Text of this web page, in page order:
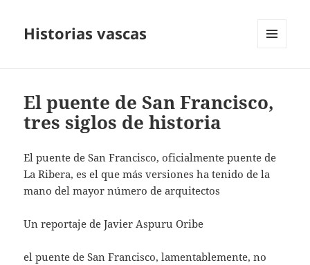
Historias vascas
El puente de San Francisco,
tres siglos de historia
El puente de San Francisco, oficialmente puente de
La Ribera, es el que más versiones ha tenido de la
mano del mayor número de arquitectos
Un reportaje de Javier Aspuru Oribe
el puente de San Francisco, lamentablemente, no